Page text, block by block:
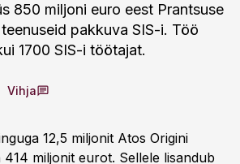
850 miljoni euro eest Prantsuse
pakkuva SIS-i. Töö
1700 SIS-i töötajat.
Vihja
12,5 miljonit Atos Origini
miljonit eurot. Sellele lisandub